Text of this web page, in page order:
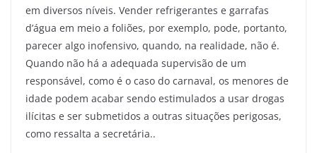
em diversos níveis. Vender refrigerantes e garrafas
d’água em meio a foliões, por exemplo, pode, portanto,
parecer algo inofensivo, quando, na realidade, não é.
Quando não há a adequada supervisão de um
responsável, como é o caso do carnaval, os menores de
idade podem acabar sendo estimulados a usar drogas
ilícitas e ser submetidos a outras situações perigosas,
como ressalta a secretária..